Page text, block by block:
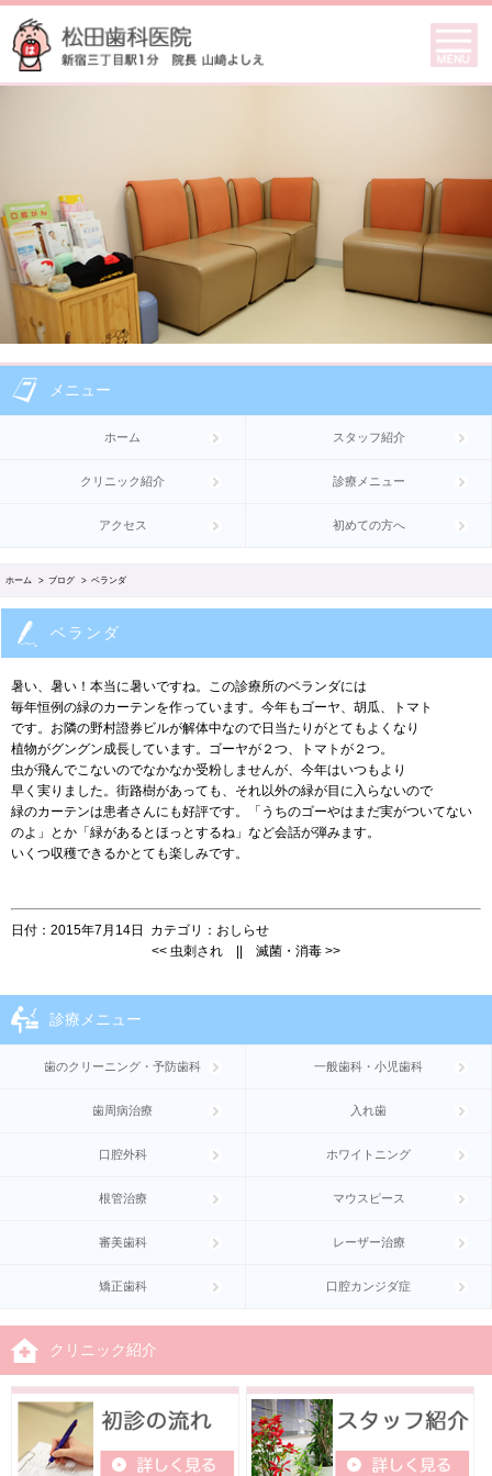
メニュー
ホーム
クリニック紹介
アクセス
スタッフ紹介
診療メニュー
初めての方へ
ホーム > ブログ > ベランダ
ベランダ
暑い、暑い！本当に暑いですね。この診療所のベランダには
毎年恒例の緑のカーテンを作っています。今年もゴーヤ、胡瓜、トマト
です。お隣の野村證券ビルが解体中なので日当たりがとてもよくなり
植物がグングン成長しています。ゴーヤが２つ、トマトが２つ。
虫が飛んでこないのでなかなか受粉しませんが、今年はいつもより
早く実りました。街路樹があっても、それ以外の緑が目に入らないので
緑のカーテンは患者さんにも好評です。「うちのゴーやはまだ実がついてない
のよ」とか「緑があるとほっとするね」など会話が弾みます。
いくつ収穫できるかとても楽しみです。
日付： 2015年7月14日 カテゴリ： おしらせ
<< 虫刺され 滅菌・消毒 >>
診療メニュー
歯のクリーニング・予防歯科
歯周病治療
口腔外科
根管治療
審美歯科
矯正歯科
一般歯科・小児歯科
入れ歯
ホワイトニング
マウスピース
レーザー治療
口腔カンジダ症
クリニック紹介